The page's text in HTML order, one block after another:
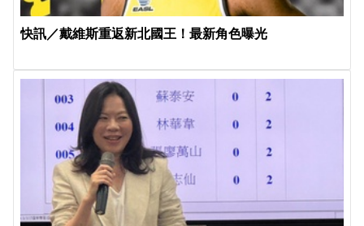
快訊／戴維斯重返新北國王！最新角色曝光